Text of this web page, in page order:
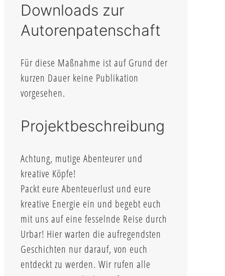
Downloads zur
Autorenpatenschaft
Für diese Maßnahme ist auf Grund der
kurzen Dauer keine Publikation
vorgesehen.
Projektbeschreibung
Achtung, mutige Abenteurer und
kreative Köpfe!
Packt eure Abenteuerlust und eure
kreative Energie ein und begebt euch
mit uns auf eine fesselnde Reise durch
Urbar! Hier warten die aufregendsten
Geschichten nur darauf, von euch
entdeckt zu werden. Wir rufen alle